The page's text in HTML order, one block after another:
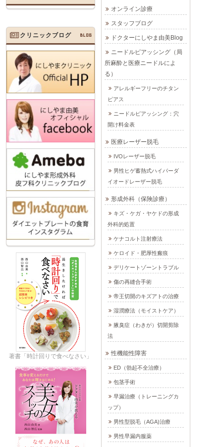
オンライン診療
スタッフブログ
ドクターにしやま由美Blog
ニードルピアッシング（局
所麻酔と医療ニードルによ
る）
アレルギーフリーのチタン
ピアス
ニードルピアッシング：穴
開け料金表
医療レーザー脱毛
IVOレーザー脱毛
男性ヒゲ蓄熱式ハイパーダ
イオードレーザー脱毛
形成外科（保険診療）
キズ・ケガ・ヤケドの形成
外科的処置
ケナコルト注射療法
ケロイド・肥厚性瘢痕
デリケートゾーントラブル
傷の再縫合手術
帝王切開のキズアトの治療
湿潤療法（モイストケア）
腋臭症（わきが）切開剪除
法
性機能性障害
ED（勃起不全治療）
包茎手術
早漏治療（トレーニングカ
ップ）
男性型脱毛（AGA)治療
男性早漏内服薬
クリニックブログ BLOG
著書「時計回りで食べなさい」